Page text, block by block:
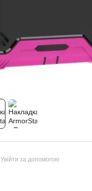
Увійти за допомогою